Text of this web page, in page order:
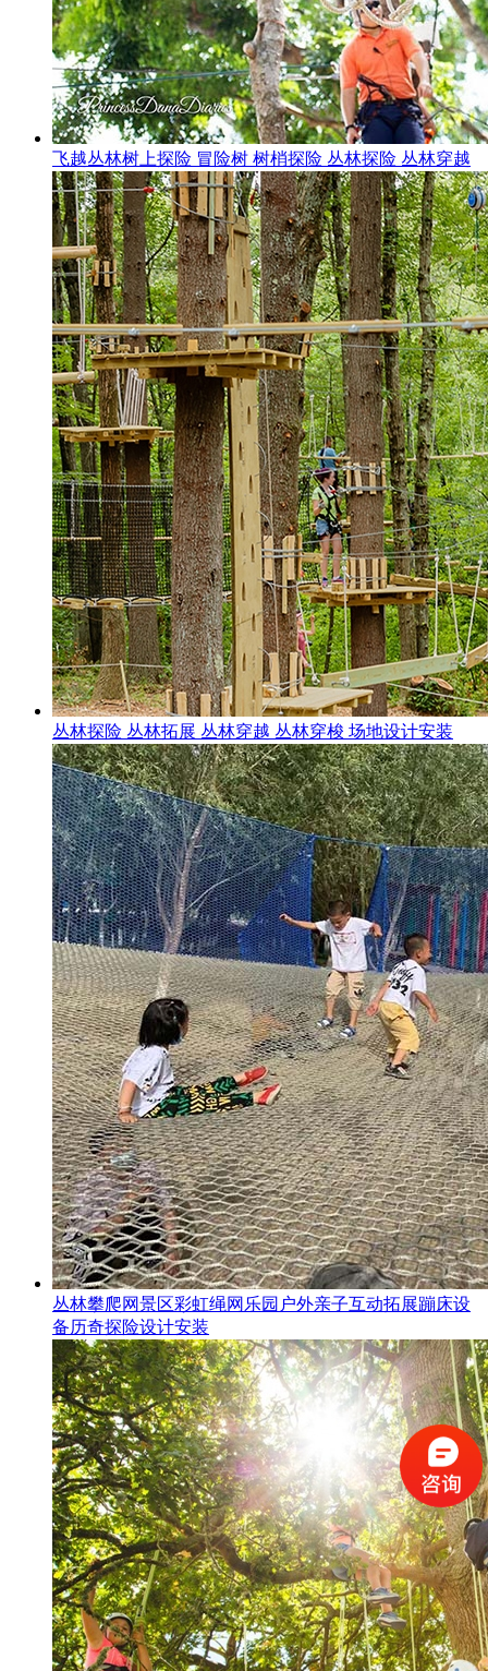
飞越丛林树上探险 冒险树 树梢探险 丛林探险 丛林穿越
丛林探险 丛林拓展 丛林穿越 丛林穿梭 场地设计安装
丛林攀爬网景区彩虹绳网乐园户外亲子互动拓展蹦床设
备历奇探险设计安装